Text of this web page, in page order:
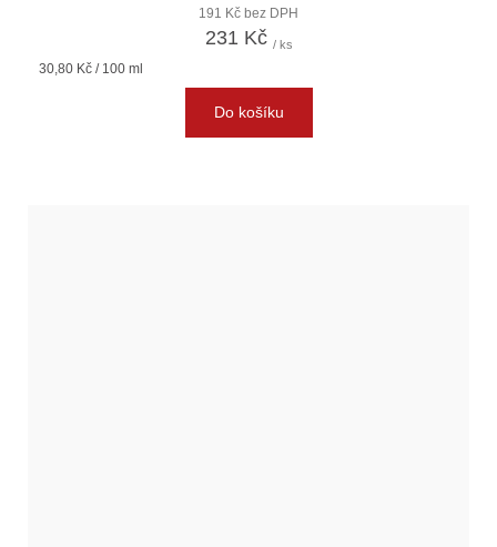
191 Kč bez DPH
231 Kč / ks
Měrná
30,80 Kč / 100 ml
Do košíku